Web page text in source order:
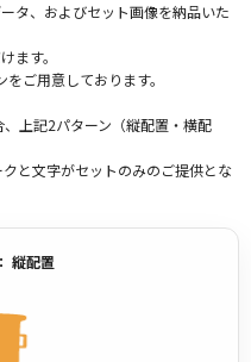
タ、およびセット画像を納品いた
ます。
ご用意しております。
上記2パターン（縦配置・横配
と文字がセットのみのご提供とな
縦配置